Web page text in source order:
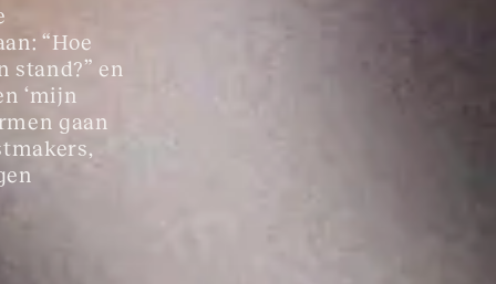
“Hoe
stand?” en
‘mijn
gaan